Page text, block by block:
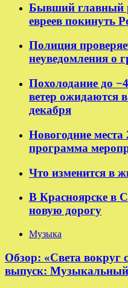
Бывший главный
евреев покинуть
Полиция
неуведомления о
Похолодание до
ветер ожидаются
декабря
Новогодние
программа
Что изменится в
В Красноярске в
новую дорогу
Музыка
Обзор: «Света вокруг
выпуск: Музыкальный